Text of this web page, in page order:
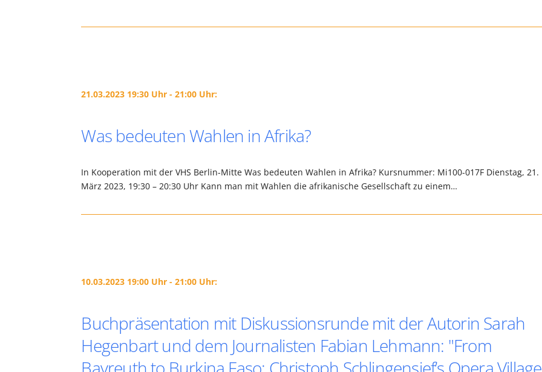
21.03.2023 19:30 Uhr - 21:00 Uhr:
Was bedeuten Wahlen in Afrika?
In Kooperation mit der VHS Berlin-Mitte Was bedeuten Wahlen in Afrika? Kursnummer: Mi100-017F Dienstag, 21.
März 2023, 19:30 – 20:30 Uhr Kann man mit Wahlen die afrikanische Gesellschaft zu einem…
10.03.2023 19:00 Uhr - 21:00 Uhr:
Buchpräsentation mit Diskussionsrunde mit der Autorin Sarah
Hegenbart und dem Journalisten Fabian Lehmann: "From